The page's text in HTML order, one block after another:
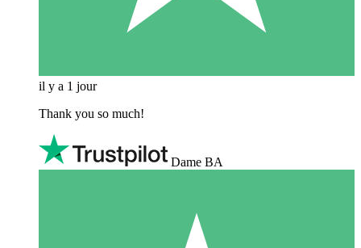
il y a 1 jour
Thank you so much!
Dame BA